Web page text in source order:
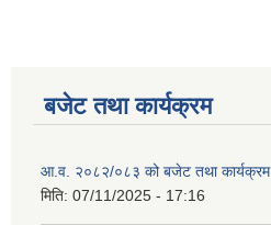
बजेट तथा कार्यक्रम
आ.व. २०८२/०८३ को बजेट तथा कार्यक्रम
मिति: 07/11/2025 - 17:16